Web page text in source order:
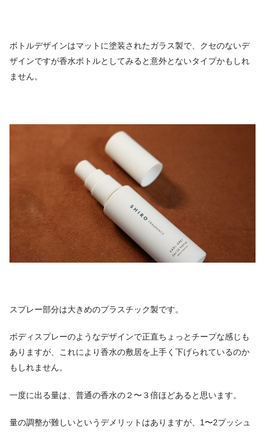
ボトルデザインはマットに塗装されたガラス製で、クセのないデ
ザインですが香水ボトルとしてみると意外とないタイプかもしれ
ません。
スプレー部分は大きめのプラスチック製です。
ボディスプレーのようなデザインで正直ちょっとチープな感じも
ありますが、これにより香水の敷居を上手く下げられているのか
もしれません。
一度に出る量は、普通の香水の２〜３倍ほどあると思います。
量の調整が難しいというデメリットはありますが、1〜2プッシュ